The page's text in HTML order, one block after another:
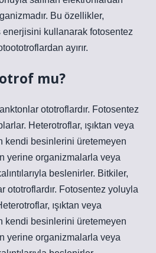
Bu özellikler,
enerjisini kullanarak fotosentez
ayırır.
mu?
ototroflardır. Fotosentez
Heterotroflar, ışıktan veya
kendi besinlerini üretemeyen
yerine organizmalarla veya
beslenirler. Bitkiler,
ototroflardır. Fotosentez yoluyla
ışıktan veya
kendi besinlerini üretemeyen
yerine organizmalarla veya